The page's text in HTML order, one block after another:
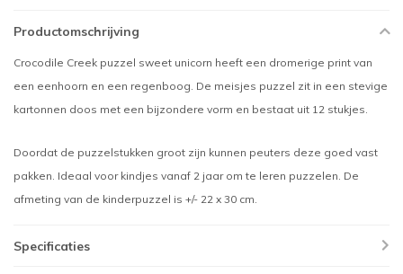
Productomschrijving
Crocodile Creek puzzel sweet unicorn heeft een dromerige print van
een eenhoorn en een regenboog. De meisjes puzzel zit in een stevige
kartonnen doos met een bijzondere vorm en bestaat uit 12 stukjes.
Doordat de puzzelstukken groot zijn kunnen peuters deze goed vast
pakken. Ideaal voor kindjes vanaf 2 jaar om te leren puzzelen. De
afmeting van de kinderpuzzel is +/- 22 x 30 cm.
Specificaties